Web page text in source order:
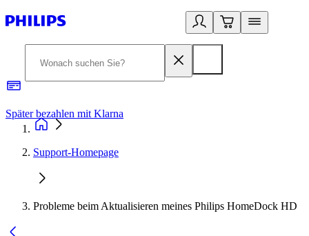
Später bezahlen mit Klarna
Support-Homepage
Probleme beim Aktualisieren meines Philips HomeDock HD